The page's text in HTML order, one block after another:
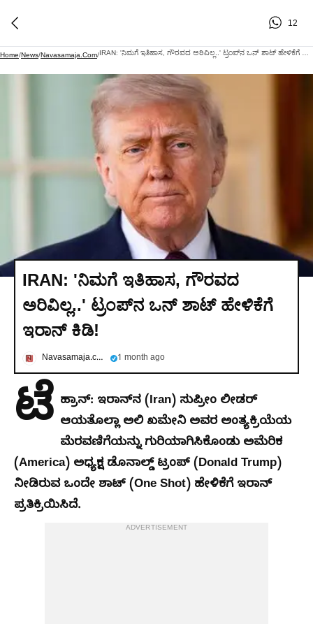
12
Home/News/Navasamaja.com/
IRAN: 'ನಿಮಗೆ ಇತಿಹಾಸ, ಗೌರವದ
ಅರಿವಿಲ್ಲ..' ಟ್ರಂಪ್​​​ನ ಒನ್​​​​​​​​ ಶಾಟ್​ ಹೇಳಿಕೆಗೆ
ಇರಾನ್ ಕಿಡಿ!
Navasamaja.com 1 month ago
ಟೆ ಹ್ರಾನ್: ಇರಾನ್‌ನ (Iran) ಸುಪ್ರೀಂ ಲೀಡರ್
ಆಯತೊಲ್ಲಾ ಅಲಿ ಖಮೇನಿ ಅವರ ಅಂತ್ಯಕ್ರಿಯೆಯ
ಮೆರವಣಿಗೆಯನ್ನು ಗುರಿಯಾಗಿಸಿಕೊಂಡು ಅಮೆರಿಕ
(America) ಅಧ್ಯಕ್ಷ ಡೊನಾಲ್ಡ್ ಟ್ರಂಪ್ (Donald Trump)
ನೀಡಿರುವ ಒಂದೇ ಶಾಟ್ (One Shot) ಹೇಳಿಕೆಗೆ ಇರಾನ್
ಪ್ರತಿಕ್ರಿಯಿಸಿದೆ.
ADVERTISEMENT